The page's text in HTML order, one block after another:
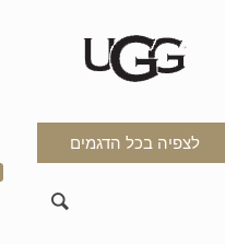
לצפיה בכל הדגמים